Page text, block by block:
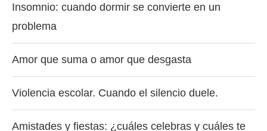
Insomnio: cuando dormir se convierte en un
problema
Amor que suma o amor que desgasta
Violencia escolar. Cuando el silencio duele.
Amistades y fiestas: ¿cuáles celebras y cuáles te